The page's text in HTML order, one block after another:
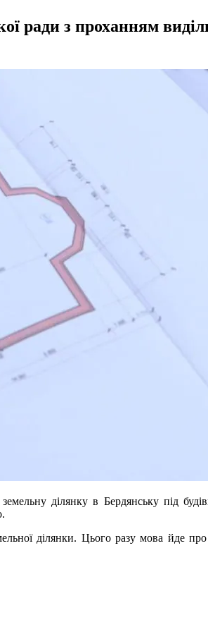
ради з проханням
ділянку в Бердянську під
ділянки. Цього разу мова йде